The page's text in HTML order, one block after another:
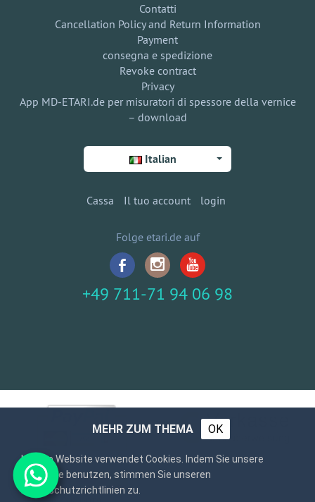
Contatti
Cancellation Policy and Return Information
Payment
consegna e spedizione
Revoke contract
Privacy
App MD-ETARI.de per misuratori di spessore della vernice
– download
Italian
Cassa Il tuo account login
Folge etari.de auf
+49 711-71 94 06 98
MEHR ZUM THEMA OK
Unsere Website verwendet Cookies. Indem Sie unsere
Webseite benutzen, stimmen Sie unseren
Datenschutzrichtlinien zu.